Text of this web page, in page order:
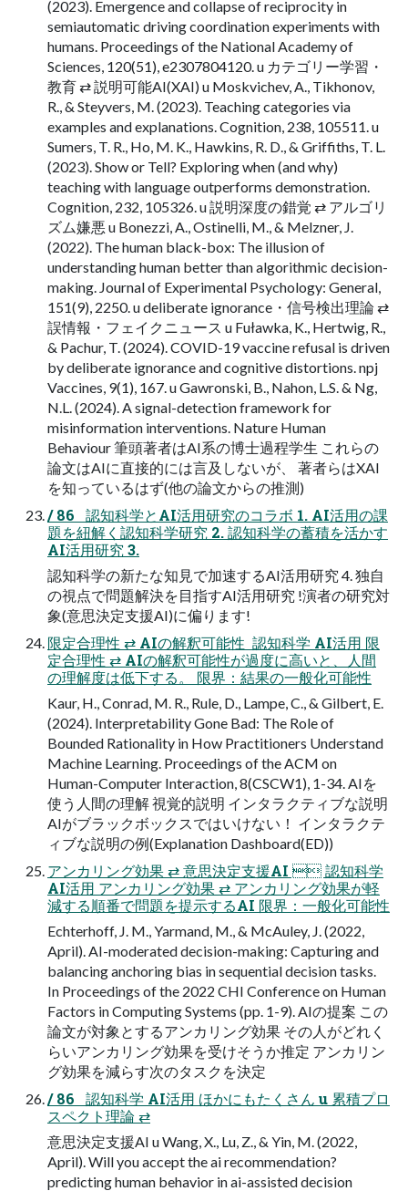
(2023). Emergence and collapse of reciprocity in
semiautomatic driving coordination experiments with
humans. Proceedings of the National Academy of
Sciences, 120(51), e2307804120. u カテゴリー学習・
教育 ⇄ 説明可能AI(XAI) u Moskvichev, A., Tikhonov,
R., & Steyvers, M. (2023). Teaching categories via
examples and explanations. Cognition, 238, 105511. u
Sumers, T. R., Ho, M. K., Hawkins, R. D., & Griffiths, T. L.
(2023). Show or Tell? Exploring when (and why)
teaching with language outperforms demonstration.
Cognition, 232, 105326. u 説明深度の錯覚 ⇄ アルゴリ
ズム嫌悪 u Bonezzi, A., Ostinelli, M., & Melzner, J.
(2022). The human black-box: The illusion of
understanding human better than algorithmic decision-
making. Journal of Experimental Psychology: General,
151(9), 2250. u deliberate ignorance・信号検出理論 ⇄
誤情報・フェイクニュース u Fuławka, K., Hertwig, R.,
& Pachur, T. (2024). COVID-19 vaccine refusal is driven
by deliberate ignorance and cognitive distortions. npj
Vaccines, 9(1), 167. u Gawronski, B., Nahon, L.S. & Ng,
N.L. (2024). A signal-detection framework for
misinformation interventions. Nature Human
Behaviour 筆頭著者はAI系の博士過程学生 これらの
論文はAIに直接的には言及しないが、 著者らはXAI
を知っているはず(他の論文からの推測)
/ 86   認知科学とAI活用研究のコラボ 1. AI活用の課
題を紐解く認知科学研究 2. 認知科学の蓄積を活かす
AI活用研究 3.
認知科学の新たな知見で加速するAI活用研究 4. 独自
の視点で問題解決を目指すAI活用研究 !演者の研究対
象(意思決定支援AI)に偏ります!
限定合理性 ⇄ AIの解釈可能性  認知科学 AI活用 限
定合理性 ⇄ AIの解釈可能性が過度に高いと、人間
の理解度は低下する。 限界：結果の一般化可能性
Kaur, H., Conrad, M. R., Rule, D., Lampe, C., & Gilbert, E.
(2024). Interpretability Gone Bad: The Role of
Bounded Rationality in How Practitioners Understand
Machine Learning. Proceedings of the ACM on
Human-Computer Interaction, 8(CSCW1), 1-34. AIを
使う人間の理解 視覚的説明 インタラクティブな説明
AIがブラックボックスではいけない！ インタラクテ
ィブな説明の例(Explanation Dashboard(ED))
アンカリング効果 ⇄ 意思決定支援AI  認知科学
AI活用 アンカリング効果 ⇄ アンカリング効果が軽
減する順番で問題を提示するAI 限界：一般化可能性
Echterhoff, J. M., Yarmand, M., & McAuley, J. (2022,
April). AI-moderated decision-making: Capturing and
balancing anchoring bias in sequential decision tasks.
In Proceedings of the 2022 CHI Conference on Human
Factors in Computing Systems (pp. 1-9). AIの提案 この
論文が対象とするアンカリング効果 その人がどれく
らいアンカリング効果を受けそうか推定 アンカリン
グ効果を減らす次のタスクを決定
/ 86   認知科学 AI活用 ほかにもたくさん u 累積プロ
スペクト理論 ⇄
意思決定支援AI u Wang, X., Lu, Z., & Yin, M. (2022,
April). Will you accept the ai recommendation?
predicting human behavior in ai-assisted decision